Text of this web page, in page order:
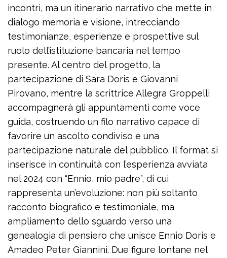
incontri, ma un itinerario narrativo che mette in
dialogo memoria e visione, intrecciando
testimonianze, esperienze e prospettive sul
ruolo dell’istituzione bancaria nel tempo
presente. Al centro del progetto, la
partecipazione di Sara Doris e Giovanni
Pirovano, mentre la scrittrice Allegra Groppelli
accompagnerà gli appuntamenti come voce
guida, costruendo un filo narrativo capace di
favorire un ascolto condiviso e una
partecipazione naturale del pubblico. Il format si
inserisce in continuità con l’esperienza avviata
nel 2024 con “Ennio, mio padre”, di cui
rappresenta un’evoluzione: non più soltanto
racconto biografico e testimoniale, ma
ampliamento dello sguardo verso una
genealogia di pensiero che unisce Ennio Doris e
Amadeo Peter Giannini. Due figure lontane nel